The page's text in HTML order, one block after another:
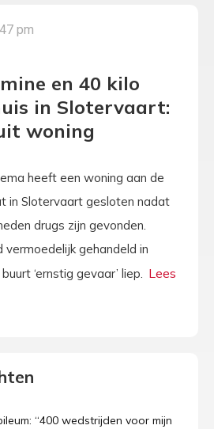
pm
en 40 kilo
in Slotervaart:
woning
heeft een woning aan de
in Slotervaart gesloten nadat
drugs zijn gevonden.
vermoedelijk gehandeld in
‘ernstig gevaar’ liep.
“400 wedstrijden voor mijn